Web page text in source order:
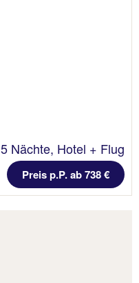
5 Nächte, Hotel + Flug
Preis p.P. ab 738 €